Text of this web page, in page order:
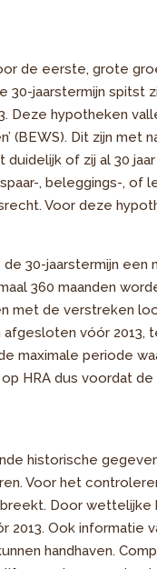
de eerste, grote
30-jaarstermijn
Deze hypotheken
(BEWS). Dit zijn met
of zij al 30
, beleggings-, of
Voor deze
30-jaarstermijn
360 maanden
met de verstreken
vóór 2013,
maximale periode
HRA dus voordat
historische
Voor het
Door wettelijke
2013. Ook informatie
handhaven.